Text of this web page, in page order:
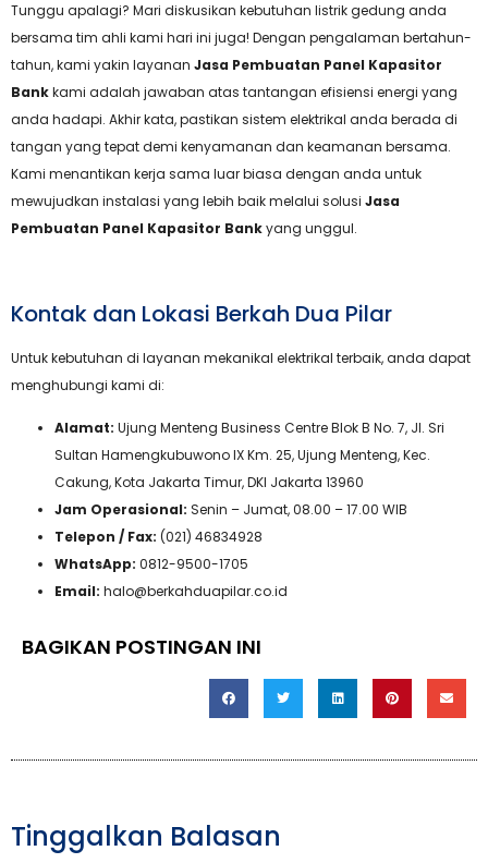
Tunggu apalagi? Mari diskusikan kebutuhan listrik gedung anda
bersama tim ahli kami hari ini juga! Dengan pengalaman bertahun-
tahun, kami yakin layanan Jasa Pembuatan Panel Kapasitor
Bankkami adalah jawaban atas tantangan efisiensi energi yang
anda hadapi. Akhir kata, pastikan sistem elektrikal anda berada di
tangan yang tepat demi kenyamanan dan keamanan bersama.
Kami menantikan kerja sama luar biasa dengan anda untuk
mewujudkan instalasi yang lebih baik melalui solusi Jasa
Pembuatan Panel Kapasitor Bankyang unggul.
Kontak dan Lokasi Berkah Dua Pilar
Untuk kebutuhan di layanan mekanikal elektrikal terbaik, anda dapat
menghubungi kami di:
Alamat: Ujung Menteng Business Centre Blok B No. 7, Jl. Sri
Sultan Hamengkubuwono IX Km. 25, Ujung Menteng, Kec.
Cakung, Kota Jakarta Timur, DKI Jakarta 13960
Jam Operasional: Senin – Jumat, 08.00 – 17.00 WIB
Telepon / Fax: (021) 46834928
WhatsApp: 0812-9500-1705
Email: halo@berkahduapilar.co.id
BAGIKAN POSTINGAN INI
Tinggalkan Balasan